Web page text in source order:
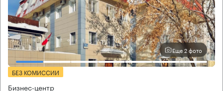
Еще 2 фото
БЕЗ КОМИССИИ
Бизнес-центр